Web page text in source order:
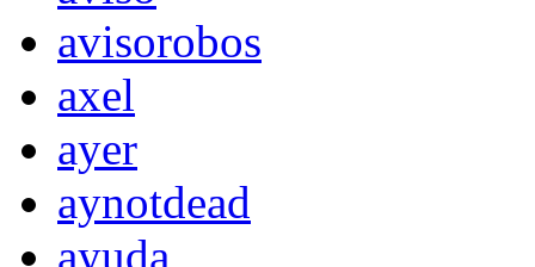
avisorobos
axel
ayer
aynotdead
ayuda